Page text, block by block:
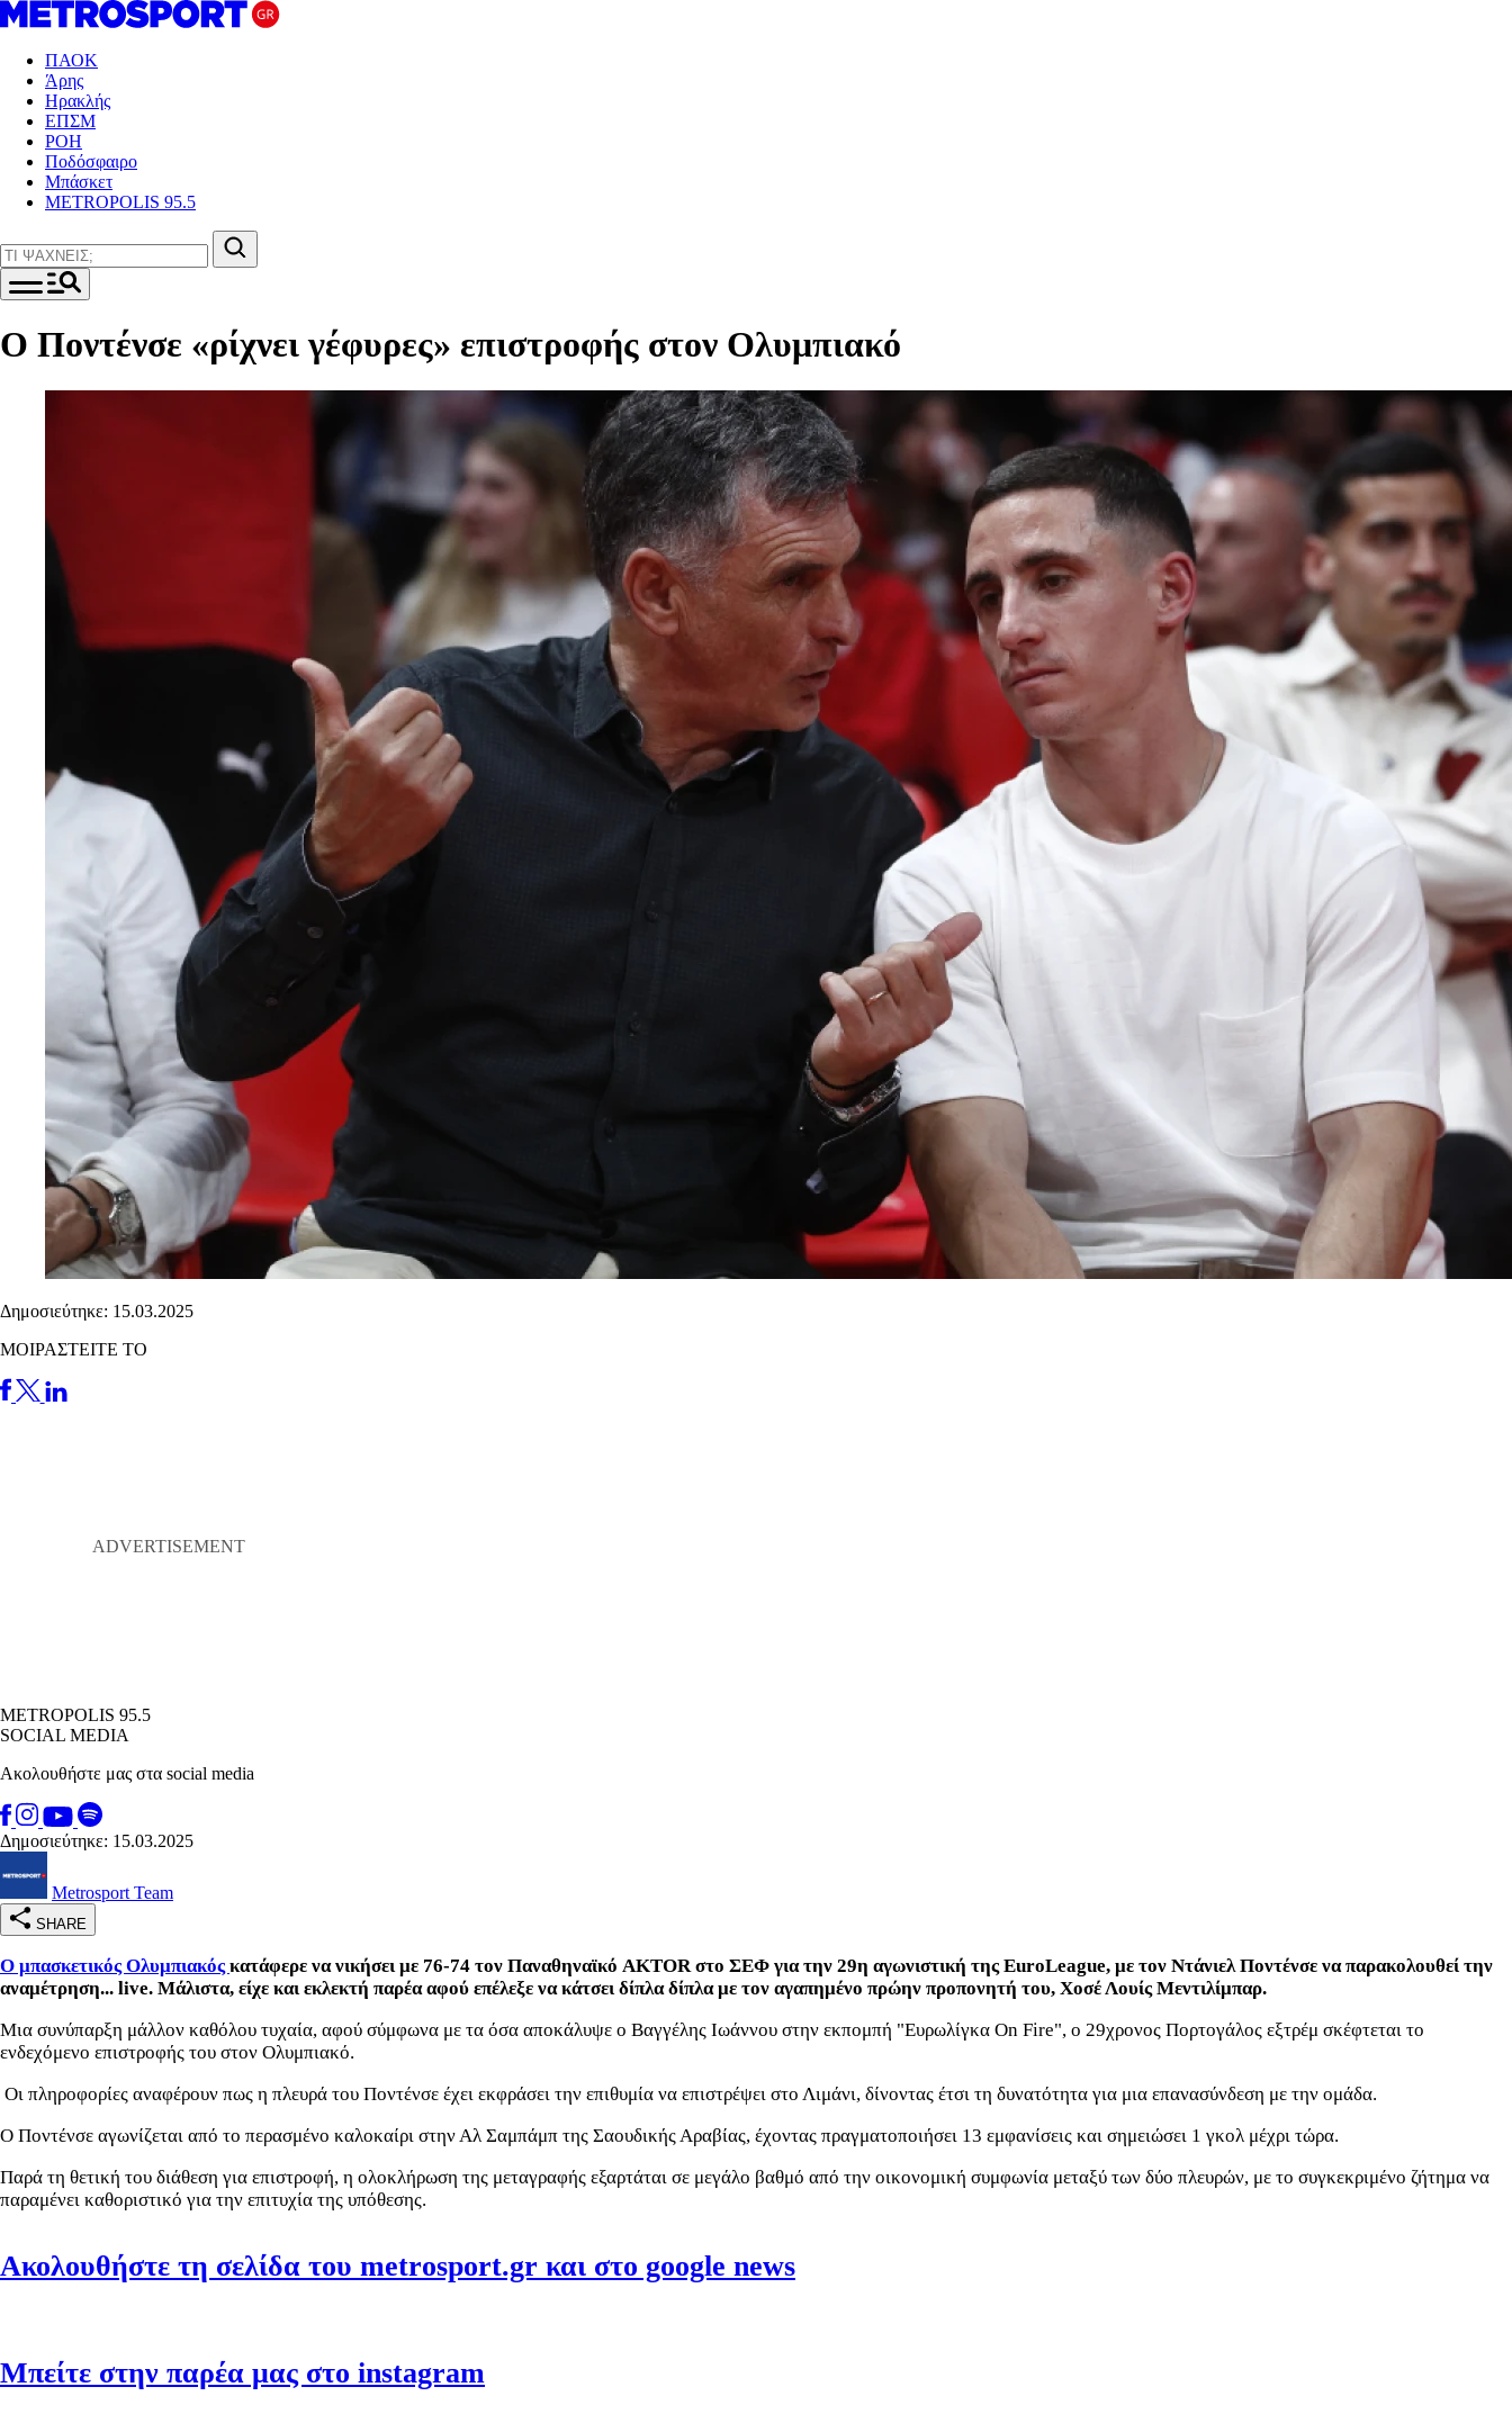
ΠΑΟΚ
Άρης
Ηρακλής
ΕΠΣΜ
ΡΟΗ
Ποδόσφαιρο
Μπάσκετ
METROPOLIS 95.5
Ο Ποντένσε «ρίχνει γέφυρες» επιστροφής στον Ολυμπιακό
Δημοσιεύτηκε: 15.03.2025
ΜΟΙΡΑΣΤΕΙΤΕ ΤΟ
METROPOLIS 95.5
SOCIAL MEDIA
Ακολουθήστε μας στα social media
Δημοσιεύτηκε: 15.03.2025
Metrosport Team
SHARE
Ο μπασκετικός Ολυμπιακόςκατάφερε να νικήσει με 76-74 τον Παναθηναϊκό AKTOR στο ΣΕΦ για την 29η αγωνιστική της EuroLeague, με τον Ντάνιελ Ποντένσε να παρακολουθεί την
αναμέτρηση... live. Μάλιστα, είχε και εκλεκτή παρέα αφού επέλεξε να κάτσει δίπλα δίπλα με τον αγαπημένο πρώην προπονητή του, Χοσέ Λουίς Μεντιλίμπαρ.
Μια συνύπαρξη μάλλον καθόλου τυχαία, αφού σύμφωνα με τα όσα αποκάλυψε ο Βαγγέλης Ιωάννου στην εκπομπή "Ευρωλίγκα On Fire", ο 29χρονος Πορτογάλος εξτρέμ σκέφτεται το
ενδεχόμενο επιστροφής του στον Ολυμπιακό.
Οι πληροφορίες αναφέρουν πως η πλευρά του Ποντένσε έχει εκφράσει την επιθυμία να επιστρέψει στο Λιμάνι, δίνοντας έτσι τη δυνατότητα για μια επανασύνδεση με την ομάδα.
Ο Ποντένσε αγωνίζεται από το περασμένο καλοκαίρι στην Αλ Σαμπάμπ της Σαουδικής Αραβίας, έχοντας πραγματοποιήσει 13 εμφανίσεις και σημειώσει 1 γκολ μέχρι τώρα.
Παρά τη θετική του διάθεση για επιστροφή, η ολοκλήρωση της μεταγραφής εξαρτάται σε μεγάλο βαθμό από την οικονομική συμφωνία μεταξύ των δύο πλευρών, με το συγκεκριμένο ζήτημα να
παραμένει καθοριστικό για την επιτυχία της υπόθεσης.
Ακολουθήστε τη σελίδα του metrosport.gr και στο google news
Μπείτε στην παρέα μας στο instagram